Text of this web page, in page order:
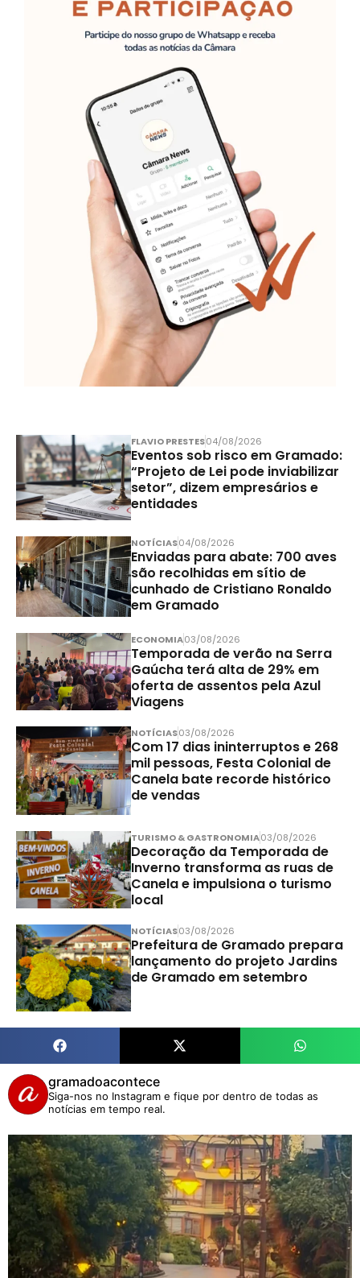
FLAVIO PRESTES04/08/2026
Eventos sob risco em Gramado:
“Projeto de Lei pode inviabilizar
setor”, dizem empresários e
entidades
NOTÍCIAS04/08/2026
Enviadas para abate: 700 aves
são recolhidas em sítio de
cunhado de Cristiano Ronaldo
em Gramado
ECONOMIA03/08/2026
Temporada de verão na Serra
Gaúcha terá alta de 29% em
oferta de assentos pela Azul
Viagens
NOTÍCIAS03/08/2026
Com 17 dias ininterruptos e 268
mil pessoas, Festa Colonial de
Canela bate recorde histórico
de vendas
TURISMO & GASTRONOMIA03/08/2026
Decoração da Temporada de
Inverno transforma as ruas de
Canela e impulsiona o turismo
local
NOTÍCIAS03/08/2026
Prefeitura de Gramado prepara
lançamento do projeto Jardins
de Gramado em setembro
gramadoacontece
Siga-nos no Instagram e fique por dentro de todas as
notícias em tempo real.